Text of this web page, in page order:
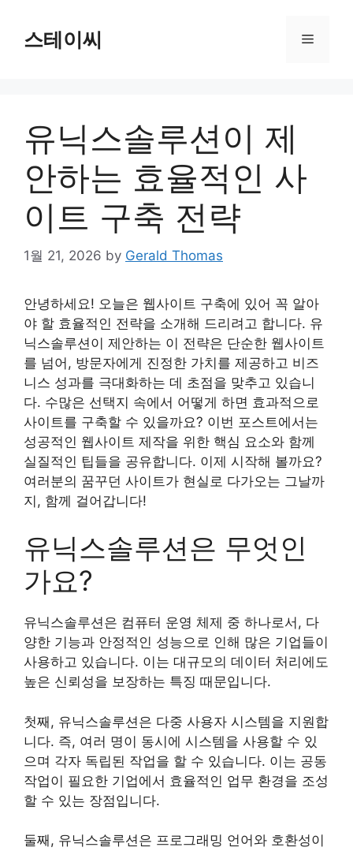
content스테이씨 Menu
유닉스솔루션이 제
안하는 효율적인 사
이트 구축 전략
1월 21, 2026 by Gerald Thomas
안녕하세요! 오늘은 웹사이트 구축에 있어 꼭 알아
야 할 효율적인 전략을 소개해 드리려고 합니다. 유
닉스솔루션이 제안하는 이 전략은 단순한 웹사이트
를 넘어, 방문자에게 진정한 가치를 제공하고 비즈
니스 성과를 극대화하는 데 초점을 맞추고 있습니
다. 수많은 선택지 속에서 어떻게 하면 효과적으로
사이트를 구축할 수 있을까요? 이번 포스트에서는
성공적인 웹사이트 제작을 위한 핵심 요소와 함께
실질적인 팁들을 공유합니다. 이제 시작해 볼까요?
여러분의 꿈꾸던 사이트가 현실로 다가오는 그날까
지, 함께 걸어갑니다!
유닉스솔루션은 무엇인
가요?
유닉스솔루션은 컴퓨터 운영 체제 중 하나로서, 다
양한 기능과 안정적인 성능으로 인해 많은 기업들이
사용하고 있습니다. 이는 대규모의 데이터 처리에도
높은 신뢰성을 보장하는 특징 때문입니다.
첫째, 유닉스솔루션은 다중 사용자 시스템을 지원합
니다. 즉, 여러 명이 동시에 시스템을 사용할 수 있
으며 각자 독립된 작업을 할 수 있습니다. 이는 공동
작업이 필요한 기업에서 효율적인 업무 환경을 조성
할 수 있는 장점입니다.
둘째, 유닉스솔루션은 프로그래밍 언어와 호환성이